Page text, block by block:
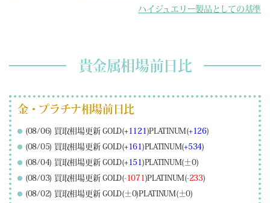
ハイジュエリー製品としての基準
貴金属相場前日比
金・プラチナ相場前日比
(08/06) 買取相場更新 GOLD(+1121 )PLATINUM(+126)
(08/05) 買取相場更新 GOLD(+161 )PLATINUM(+534)
(08/04) 買取相場更新 GOLD(+151 )PLATINUM(±0)
(08/03) 買取相場更新 GOLD(-1071 )PLATINUM(-233)
(08/02) 買取相場更新 GOLD(±0)PLATINUM(±0)